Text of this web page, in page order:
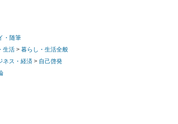
・随筆
生活 > 暮らし・生活全般
ネス・経済 > 自己啓発